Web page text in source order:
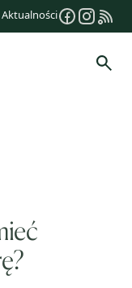
Aktualności